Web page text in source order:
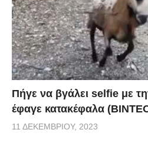
Πήγε να βγάλει selfie με
έφαγε κατακέφαλα
11 ΔΕΚΕΜΒΡΊΟΥ, 2023